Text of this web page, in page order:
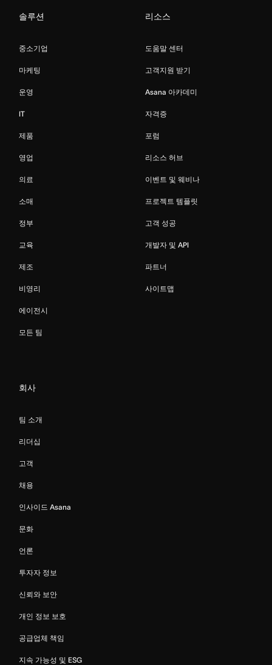
솔루션
중소기업
마케팅
운영
IT
제품
영업
의료
소매
정부
교육
제조
비영리
에이전시
모든 팀
리소스
도움말 센터
고객지원 받기
Asana 아카데미
자격증
포럼
리소스 허브
이벤트 및 웨비나
프로젝트 템플릿
고객 성공
개발자 및 API
파트너
사이트맵
회사
팀 소개
리더십
고객
채용
인사이드 Asana
문화
언론
투자자 정보
신뢰와 보안
개인 정보 보호
공급업체 책임
지속 가능성 및 ESG